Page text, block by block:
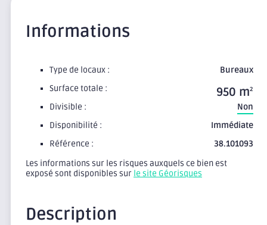
Informations
Type de locaux :
Bureaux
Surface totale :
950 m2
Divisible :
Non
Disponibilité :
Immédiate
Référence :
38.101093
Les informations sur les risques auxquels ce bien est
exposé sont disponibles sur le site Géorisques
Description